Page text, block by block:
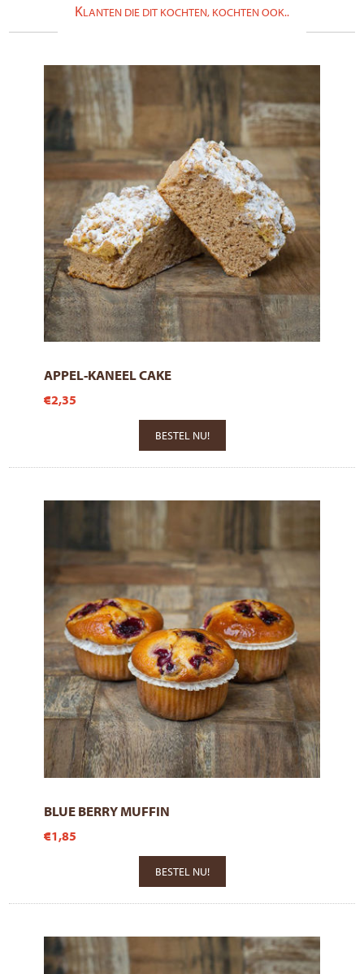
KLANTEN DIE DIT KOCHTEN, KOCHTEN OOK..
APPEL-KANEEL CAKE
€2,35
BLUE BERRY MUFFIN
€1,85